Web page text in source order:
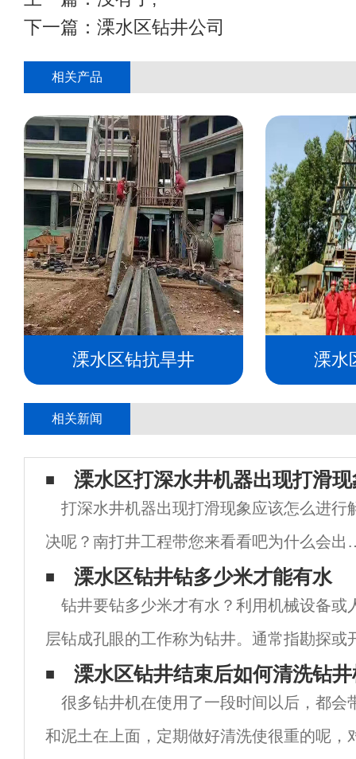
下一篇： 溧水区钻井公司
相关产品
溧水区钻抗旱井 溧水
相关新闻
溧水区打深水井机器出现打滑
打深水井机器出现打滑现象应该怎么进行
决呢？南打井工程带您来看看吧为什么会出
滑动现象：当发生滑移现象时，钻孔机此时
落的渣滓已经失去了固体土壤的原始完整性
在二次钻孔之后，将齿尖直接插入渣滓中，
将
溧水区钻井钻多少米才能有水
钻井要钻多少米才有水？利用机械设备或
层钻成孔眼的工作称为钻井。通常指勘探或
气等液态和气态矿产而钻凿井眼及大直径供
井在国民经济建设中的应用极为广泛。钻井
溧水区钻井结束后如何清洗钻
很多钻井机在使用了一段时间以后，都会
和泥土在上面，定期做好清洗使很重的呢，